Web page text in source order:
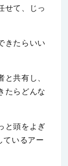
せて、じっ
きたらいい
と共有し、
たらどんな
と頭をよぎ
ているアー